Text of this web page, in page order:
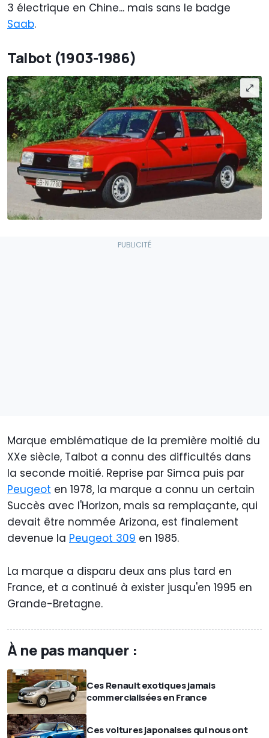
3 électrique en Chine... mais sans le badge
Saab.
Talbot (1903-1986)
Marque emblématique de la première moitié du
XXe siècle, Talbot a connu des difficultés dans
la seconde moitié. Reprise par Simca puis par
Peugeot en 1978, la marque a connu un certain
Succès avec l'Horizon, mais sa remplaçante, qui
devait être nommée Arizona, est finalement
devenue la Peugeot 309 en 1985.
La marque a disparu deux ans plus tard en
France, et a continué à exister jusqu'en 1995 en
Grande-Bretagne.
À ne pas manquer :
Ces Renault exotiques jamais
commercialisées en France
Ces voitures japonaises qui nous ont